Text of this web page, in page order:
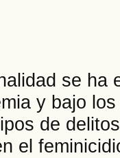
se ha
y bajo
de
el